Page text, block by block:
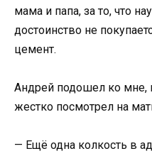
мама и папа, за то, что
достоинство не
цемент.
Андрей подошел ко мне,
жестко посмотрел на
— Ещё одна колкость в